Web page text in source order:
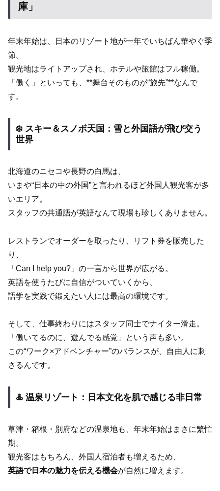
庫」
年末年始は、日本のリゾート地が一年でいちばん華やぐ季
節。
観光地はライトアップされ、ホテルや旅館はフル稼働。
「働く」といっても、**舞台そのものが“旅先”**なんで
す。
❄️ スキー＆スノボ天国：雪と外国語が飛び交う
世界
北海道のニセコや長野の白馬は、
いまや“日本の中の外国”と言われるほど外国人観光客が多
いエリア。
スタッフの共通語が英語なんて現場も珍しくありません。
レストランでオーダーを取ったり、リフト券を販売した
り、
「Can I help you?」の一言から世界が広がる。
英語を使うたびに自信がついていくから、
語学を実践で鍛えたい人には最高の環境です。
そして、仕事終わりにはスタッフ同士でナイター滑走。
「働いてるのに、遊んでる感覚」という声も多い。
この“ワーク×アドベンチャー”のバランスが、自由人に刺
さるんです。
♨️ 温泉リゾート：日本文化を肌で感じる非日常
草津・箱根・別府などの温泉地も、年末年始はまさに繁忙
期。
観光客はもちろん、外国人宿泊者も増えるため、
英語で日本の魅力を伝える機会が自然に増えます。